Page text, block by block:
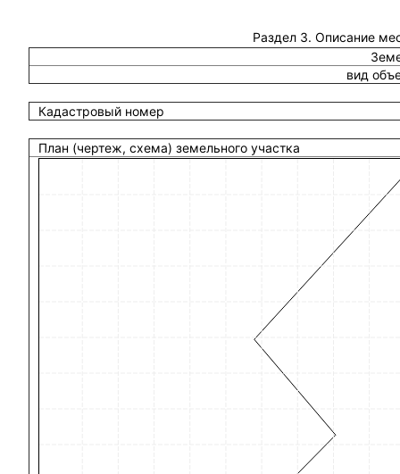
Раздел 3. Описание
вид
Кадастровый номер
План (чертеж, схема) земельного участка